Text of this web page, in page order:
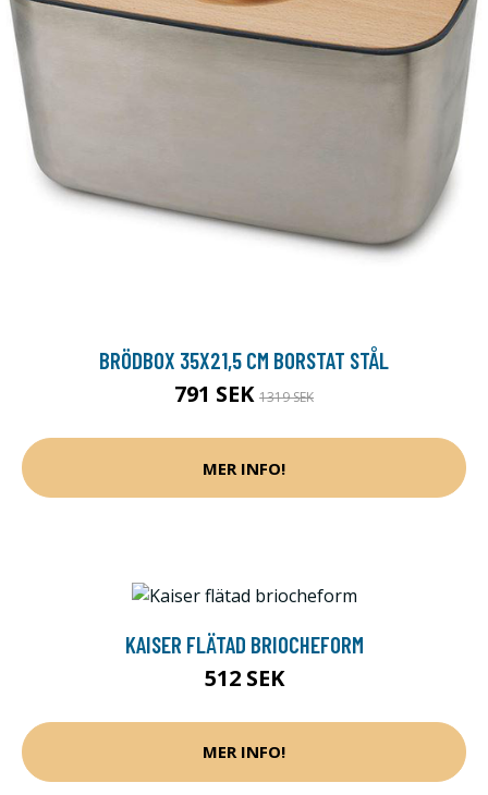
BRÖDBOX 35X21,5 CM BORSTAT STÅL
791 SEK 1319 SEK
MER INFO!
KAISER FLÄTAD BRIOCHEFORM
512 SEK
MER INFO!